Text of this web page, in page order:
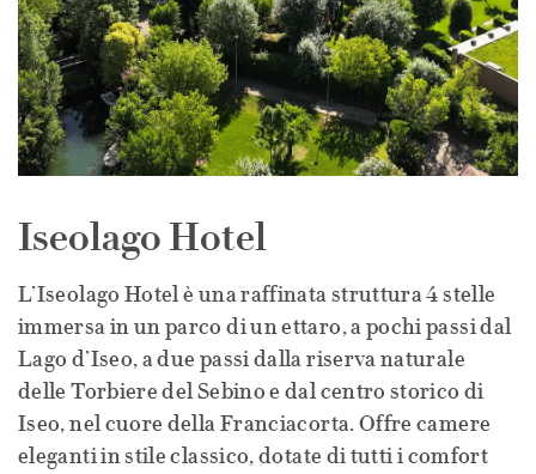
Iseolago Hotel
L’Iseolago Hotel è una raffinata struttura 4 stelle
immersa in un parco di un ettaro, a pochi passi dal
Lago d’Iseo, a due passi dalla riserva naturale
delle Torbiere del Sebino e dal centro storico di
Iseo, nel cuore della Franciacorta. Offre camere
eleganti in stile classico, dotate di tutti i comfort